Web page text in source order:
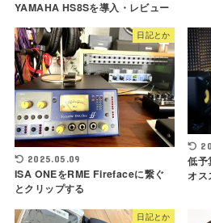
YAMAHA HS8Sを導入・レビュー
日記とか
2025.05.09
ISA ONEをRME Firefaceに繋ぐ
とクリップする
低予
オス
日記とか